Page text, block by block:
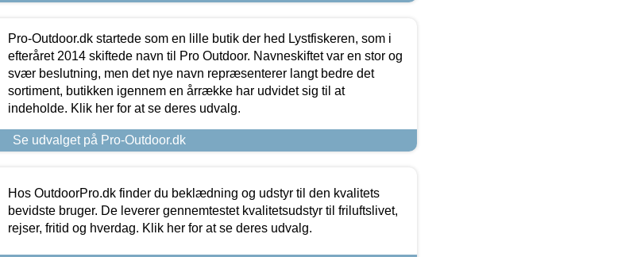
Pro-Outdoor.dk startede som en lille butik der hed Lystfiskeren, som i
efteråret 2014 skiftede navn til Pro Outdoor. Navneskiftet var en stor og
svær beslutning, men det nye navn repræsenterer langt bedre det
sortiment, butikken igennem en årrække har udvidet sig til at
indeholde. Klik her for at se deres udvalg.
Se udvalget på Pro-Outdoor.dk
Hos OutdoorPro.dk finder du beklædning og udstyr til den kvalitets
bevidste bruger. De leverer gennemtestet kvalitetsudstyr til friluftslivet,
rejser, fritid og hverdag. Klik her for at se deres udvalg.